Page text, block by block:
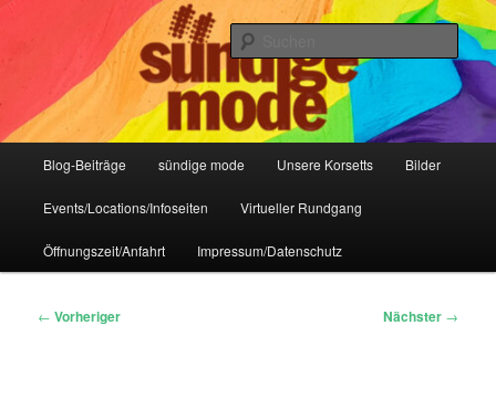
Sündige Mode Frankfurt
IHR Laden für Korsetts, Lifestyle-Mode, Club- und Dark-Wear seit 2004
Blog-Beiträge sündige mode Unsere Korsetts Bilder
Events/Locations/Infoseiten Virtueller Rundgang
Öffnungszeit/Anfahrt Impressum/Datenschutz
Beitragsnavigation
← Vorheriger Nächster →